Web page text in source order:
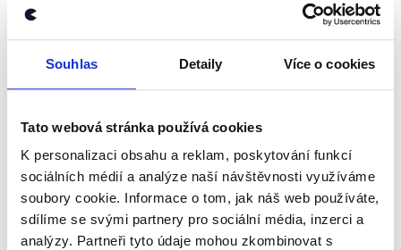
Souhlas Detaily Více o cookies
Tato webová stránka používá cookies
K personalizaci obsahu a reklam, poskytování funkcí
sociálních médií a analýze naší návštěvnosti využíváme
soubory cookie. Informace o tom, jak náš web používáte,
sdílíme se svými partnery pro sociální média, inzerci a
analýzy. Partneři tyto údaje mohou zkombinovat s
shrnutí nejzajímavějších článků a analýz.
Začněte nás odebírat, a mějte tak
nepravdy se zrovna v Česku šíří.